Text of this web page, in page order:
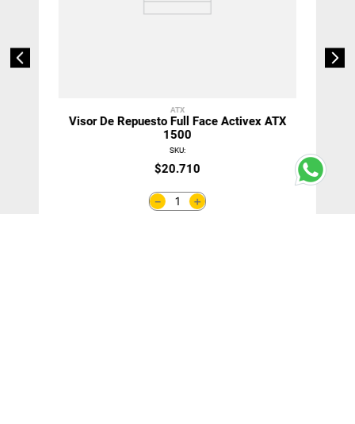
ATX
Visor De Repuesto Full Face Activex ATX
1500
SKU:
$20.710
＋
－